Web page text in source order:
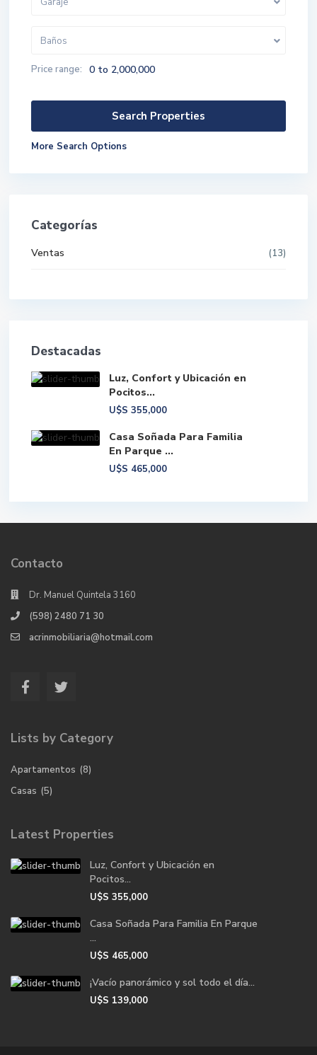
Baños
Price range: 0 to 2,000,000
More Search Options
Categorías
Ventas (13)
Destacadas
Luz, Confort y Ubicación en
Pocitos...
U$S 355,000
Casa Soñada Para Familia
En Parque ...
U$S 465,000
Contacto
Dr. Manuel Quintela 3160
(598) 2480 71 30
acrinmobiliaria@hotmail.com
Lists by Category
Apartamentos (8)
Casas (5)
Latest Properties
Luz, Confort y Ubicación en
Pocitos...
U$S 355,000
Casa Soñada Para Familia En Parque
...
U$S 465,000
¡Vacío panorámico y sol todo el día...
U$S 139,000